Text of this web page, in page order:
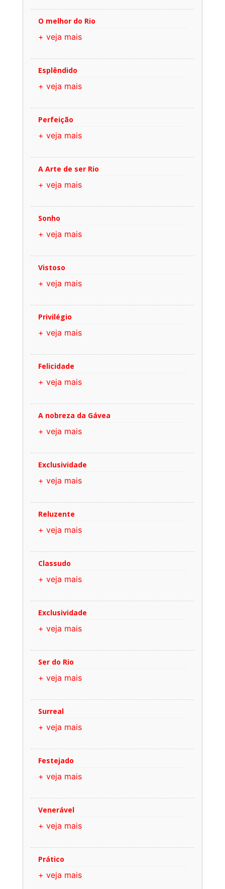
O melhor do Rio
+ veja mais
Esplêndido
+ veja mais
Perfeição
+ veja mais
A Arte de ser Rio
+ veja mais
Sonho
+ veja mais
Vistoso
+ veja mais
Privilégio
+ veja mais
Felicidade
+ veja mais
A nobreza da Gávea
+ veja mais
Exclusividade
+ veja mais
Reluzente
+ veja mais
Classudo
+ veja mais
Exclusividade
+ veja mais
Ser do Rio
+ veja mais
Surreal
+ veja mais
Festejado
+ veja mais
Venerável
+ veja mais
Prático
+ veja mais